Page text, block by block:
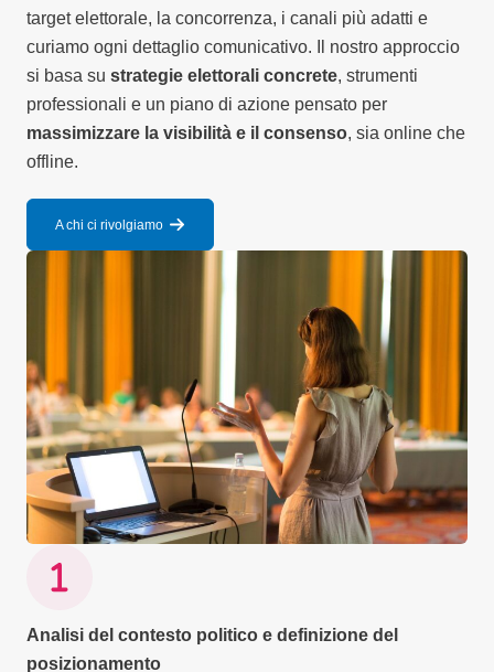
target elettorale, la concorrenza, i canali più adatti e
curiamo ogni dettaglio comunicativo. Il nostro approccio
si basa su strategie elettorali concrete, strumenti
professionali e un piano di azione pensato per
massimizzare la visibilità e il consenso, sia online che
offline.
A chi ci rivolgiamo
Analisi del contesto politico e definizione del
posizionamento